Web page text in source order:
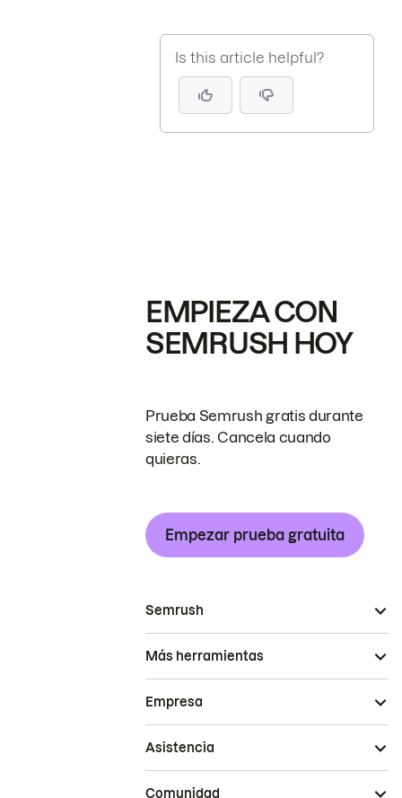
Is this article helpful?
EMPIEZA CON
SEMRUSH HOY
Prueba Semrush gratis durante
siete días. Cancela cuando
quieras.
Empezar prueba gratuita
Semrush
Más herramientas
Empresa
Asistencia
Comunidad